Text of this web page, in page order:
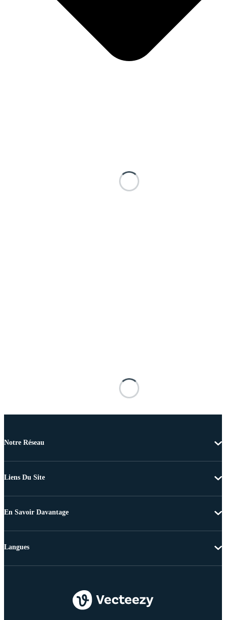
Notre Réseau
Liens Du Site
En Savoir Davantage
Langues